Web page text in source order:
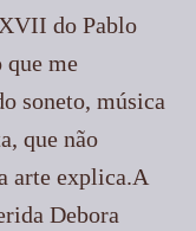
do Pablo
que me
soneto, música
que não
arte explica.A
Debora